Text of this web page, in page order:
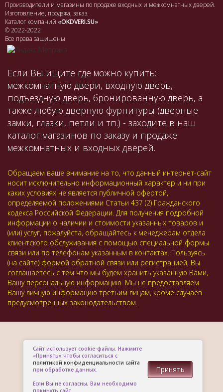
Производители и магазины по продаже входных и межкомнатных дверей.
Изготовление, продажа, заказ.
Каталог компаний «OKDVERI.SU»
© 2022-2022
Все права защищены
Если Вы ищите где можно купить:
межкомнатную двери, входную дверь,
подъездную дверь, бронированную дверь, а
также любую дверную фурнитуры (дверные
замки, глазки, петли и тп.) - заходите в наш
каталог магазинов по заказу и продаже
межкомнатных и входных дверей.
Обращаем ваше внимание на то, что данный интернет-сайт
носит исключительно информационный характер и ни при
каких условиях не является публичной офертой,
определяемой положениями Статьи 437 (2) Гражданского
кодекса Российской Федерации. Для получения подробной
информации о наличии и стоимости указанных товаров и
(или) услуг, пожалуйста, обращайтесь к менеджерам отдела
клиентского обслуживания с помощью специальной формы
связи или по телефонам указанным в контактах. Пользуясь
(на сайте) формой обратной связи или регистрацией, Вы
соглашаетесь с тем что мы будем хранить указанную Вами,
Вашу персональную информацию. Мы не предоставляем
Вашу личную информацию третьим лицам, кроме случаев
предусмотренных законодательством.
Сайт использует cookie-файлы. Нажмите
«Принять» чтобы согласиться с
политикой конфиденциальности сайта
при обработке данных.
Если Вы не согласны, Вам необходимо
покинуть сайт.
Принять